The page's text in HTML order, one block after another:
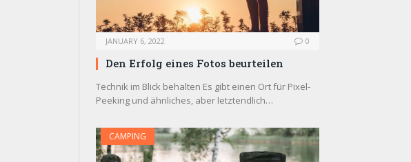
JANUARY 6, 2022 0
Den Erfolg eines Fotos beurteilen
Technik im Blick behalten Es gibt einen Ort für Pixel-
Peeking und ähnliches, aber letztendlich…
CAMPING